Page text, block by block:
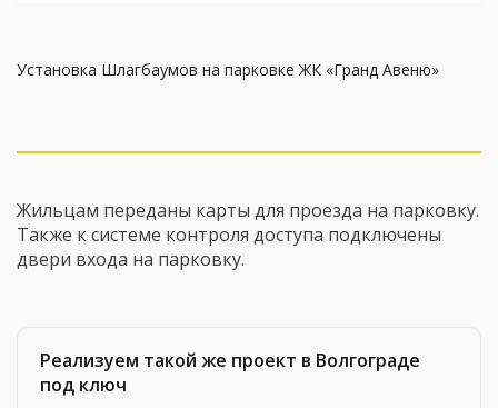
Установка Шлагбаумов на парковке ЖК «Гранд Авеню»
Жильцам переданы карты для проезда на парковку.
Также к системе контроля доступа подключены
двери входа на парковку.
Реализуем такой же проект в Волгограде
под ключ